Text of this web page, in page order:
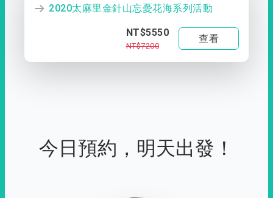
2020太麻里金針山忘憂花海系列活動
NT$5550
NT$7200
查看
今日預約，明天出發！